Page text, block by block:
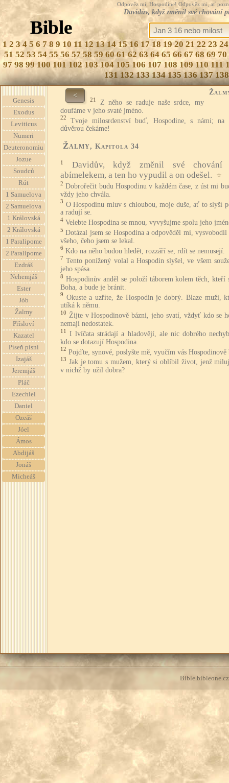
Odpověz mi, Hospodine! Odpověz mi, ať
Davidův, když změnil své chování
Bible
1 2 3 4 5 6 7 8 9 10 11 12 13 14 15 16 17 18 19 20 21 22 23 24
51 52 53 54 55 56 57 58 59 60 61 62 63 64 65 66 67 68 69 70
97 98 99 100 101 102 103 104 105 106 107 108 109 110 111
131 132 133 134 135 136 137 138
Genesis
Exodus
Leviticus
Numeri
Deuteronomiu
Jozue
Soudců
Rút
1 Samuelova
2 Samuelova
1 Královská
2 Královská
1 Paralipome
2 Paralipome
Ezdráš
Nehemjáš
Ester
Jób
Žalmy
Přísloví
Kazatel
Píseň písní
Izajáš
Jeremjáš
Pláč
Ezechiel
Daniel
Ozeáš
Jóel
Ámos
Abdijáš
Jonáš
Micheáš
<
21
Z něho se raduje naše srdce, my
doufáme v jeho svaté jméno.
22
Tvoje milosrdenství buď, Hospodine, s námi; na
důvěrou čekáme!
Žalmy, Kapitola 34
1
Davidův, když změnil své chování
abímelekem, a ten ho vypudil a on odešel.
☆
2 Dobrořečit budu Hospodinu v každém čase, z úst mi
vždy jeho chvála.
3 O Hospodinu mluv s chloubou, moje duše, ať to slyší
a radují se.
4 Velebte Hospodina se mnou, vyvyšujme spolu jeho
5 Dotázal jsem se Hospodina a odpověděl mi, vysvobodil
všeho, čeho jsem se lekal.
6 Kdo na něho budou hledět, rozzáří se, rdít se nemusejí.
7 Tento ponížený volal a Hospodin slyšel, ve všem
jeho spása.
8 Hospodinův anděl se položí táborem kolem těch, kteří
Boha, a bude je bránit.
9 Okuste a uzříte, že Hospodin je dobrý. Blaze muži,
utíká k němu.
10 Žijte v Hospodinově bázni, jeho svatí, vždyť kdo se
nemají nedostatek.
11
I lvíčata strádají a hladovějí, ale nic dobrého
kdo se dotazují Hospodina.
12 Pojďte, synové, poslyšte mě, vyučím vás Hospodinově
13 Jak je tomu s mužem, který si oblíbil život, jenž
v nichž by užil dobra?